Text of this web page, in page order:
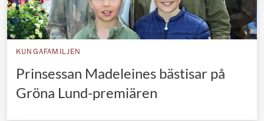
Thailändska kungahuset
Marockanska kungahuset
KUNGAFAMILJEN
Prinsessan Madeleines bästisar på
Gröna Lund-premiären